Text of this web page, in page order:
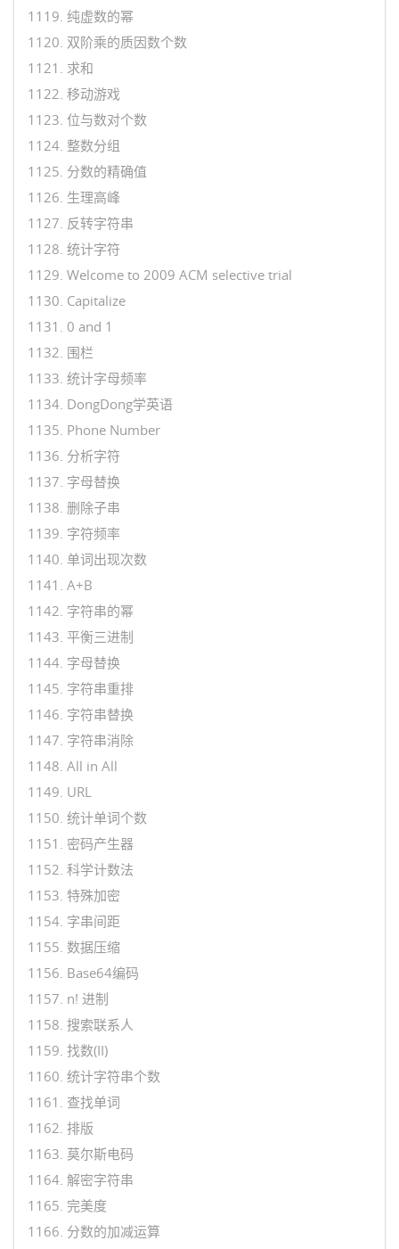
1119. 纯虚数的幂
1120. 双阶乘的质因数个数
1121. 求和
1122. 移动游戏
1123. 位与数对个数
1124. 整数分组
1125. 分数的精确值
1126. 生理高峰
1127. 反转字符串
1128. 统计字符
1129. Welcome to 2009 ACM selective trial
1130. Capitalize
1131. 0 and 1
1132. 围栏
1133. 统计字母频率
1134. DongDong学英语
1135. Phone Number
1136. 分析字符
1137. 字母替换
1138. 删除子串
1139. 字符频率
1140. 单词出现次数
1141. A+B
1142. 字符串的幂
1143. 平衡三进制
1144. 字母替换
1145. 字符串重排
1146. 字符串替换
1147. 字符串消除
1148. All in All
1149. URL
1150. 统计单词个数
1151. 密码产生器
1152. 科学计数法
1153. 特殊加密
1154. 字串间距
1155. 数据压缩
1156. Base64编码
1157. n! 进制
1158. 搜索联系人
1159. 找数(II)
1160. 统计字符串个数
1161. 查找单词
1162. 排版
1163. 莫尔斯电码
1164. 解密字符串
1165. 完美度
1166. 分数的加减运算